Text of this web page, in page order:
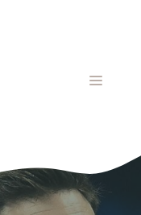
MENU